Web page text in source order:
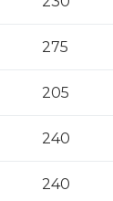
275
205
240
240